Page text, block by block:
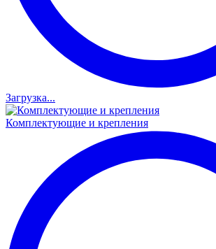
Загрузка...
Комплектующие и крепления